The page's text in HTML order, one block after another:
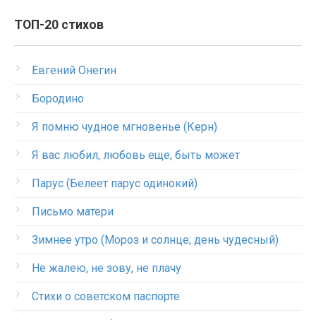
ТОП-20 стихов
Евгений Онегин
Бородино
Я помню чудное мгновенье (Керн)
Я вас любил, любовь еще, быть может
Парус (Белеет парус одинокий)
Письмо матери
Зимнее утро (Мороз и солнце; день чудесный)
Не жалею, не зову, не плачу
Стихи о советском паспорте